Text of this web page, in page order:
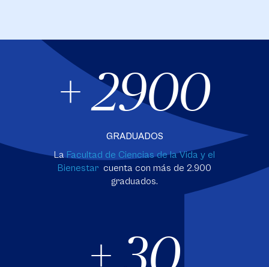
+ 2900
GRADUADOS
La Facultad de Ciencias de la Vida y el
Bienestar cuenta con más de 2.900
graduados.